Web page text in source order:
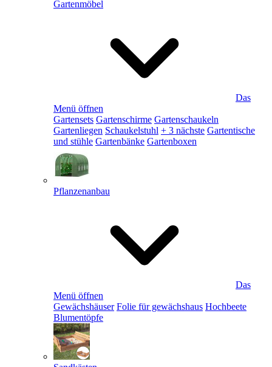
Gartenmöbel
Das
Menü öffnen
Gartensets Gartenschirme Gartenschaukeln
Gartenliegen Schaukelstuhl + 3 nächste Gartentische
und stühle Gartenbänke Gartenboxen
Pflanzenanbau
Das
Menü öffnen
Gewächshäuser Folie für gewächshaus Hochbeete
Blumentöpfe